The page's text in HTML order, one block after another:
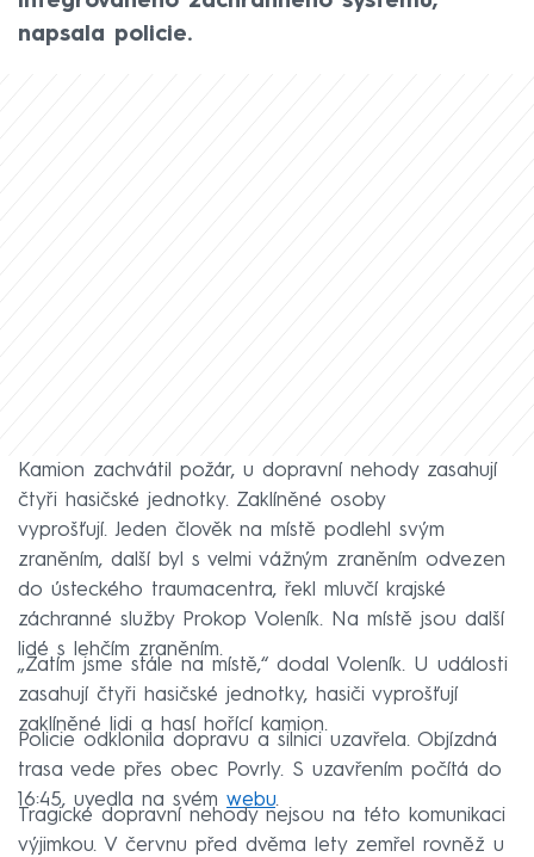
napsala policie.
Kamion zachvátil požár, u dopravní nehody zasahují
čtyři hasičské jednotky. Zaklíněné osoby
vyprošťují. Jeden člověk na místě podlehl svým
zraněním, další byl s velmi vážným zraněním odvezen
do ústeckého traumacentra, řekl mluvčí krajské
záchranné služby Prokop Voleník. Na místě jsou další
lidé s lehčím zraněním.
„Zatím jsme stále na místě,“ dodal Voleník. U události
zasahují čtyři hasičské jednotky, hasiči vyprošťují
zaklíněné lidi a hasí hořící kamion.
Policie odklonila dopravu a silnici uzavřela. Objízdná
trasa vede přes obec Povrly. S uzavřením počítá do
16:45, uvedla na svém webu.
Tragické dopravní nehody nejsou na této komunikaci
výjimkou. V červnu před dvěma lety zemřel rovněž u